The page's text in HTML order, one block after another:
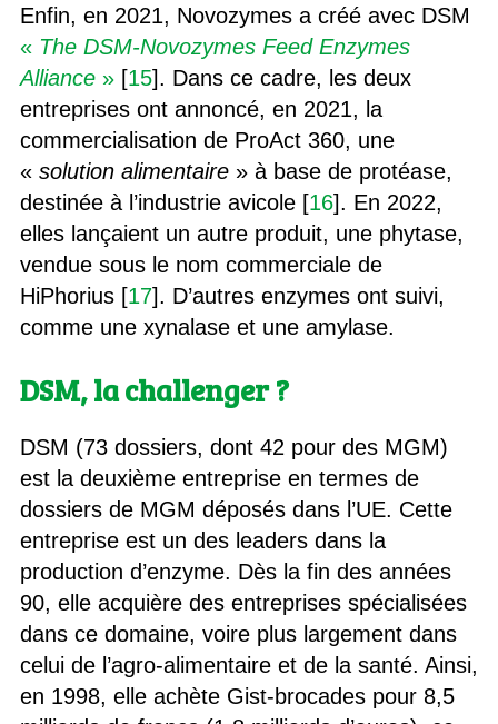
Enfin, en 2021, Novozymes a créé avec DSM
« The DSM-Novozymes Feed Enzymes
Alliance»[15]. Dans ce cadre, les deux
entreprises ont annoncé, en 2021, la
commercialisation de ProAct 360, une
« solution alimentaire» à base de protéase,
destinée à l’industrie avicole [16]. En 2022,
elles lançaient un autre produit, une phytase,
vendue sous le nom commerciale de
HiPhorius [17]. D’autres enzymes ont suivi,
comme une xynalase et une amylase.
DSM, la challenger ?
DSM (73 dossiers, dont 42 pour des MGM)
est la deuxième entreprise en termes de
dossiers de MGM déposés dans l’UE. Cette
entreprise est un des leaders dans la
production d’enzyme. Dès la fin des années
90, elle acquière des entreprises spécialisées
dans ce domaine, voire plus largement dans
celui de l’agro-alimentaire et de la santé. Ainsi,
en 1998, elle achète Gist-brocades pour 8,5